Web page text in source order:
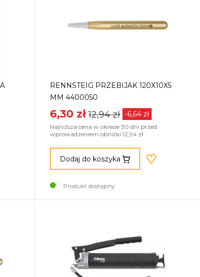
RENNSTEIG PRZEBIJAK 120X10X5
MM 4400050
6,30 zł 12,94 zł -6,64 zł
Najniższa cena w okresie 30 dni przed
wprowadzeniem obniżki 12,94 zł
Dodaj do koszyka
Produkt dostępny